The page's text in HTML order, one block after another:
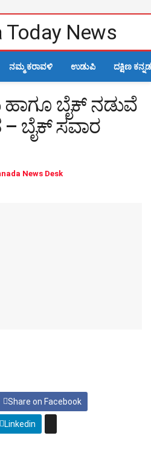
ನಮ್ಮ ಕರಾವಳಿ ಉಡುಪಿ ದಕ್ಷಿಣ ಕನ್ನಡ
ಹಾಗೂ ಬೈಕ್ ನಡುವೆ
ಬೈಕ್ ಸವಾರ
News Desk
Share on Facebook
Linkedin